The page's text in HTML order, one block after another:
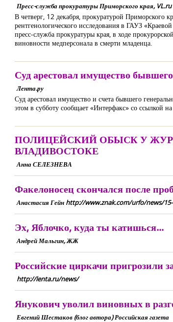
Пресс-служба прокуратуры Приморского края, VL.ru
В четверг, 12 декабря, прокуратурой Приморского
рентгенологического исследования в ГАУЗ
пресс-служба прокуратуры края, в ходе
виновности медперсонала в смерти младенца.
Суд арестовал имущество
Лента.ру
Суд арестовал имущество и счета бывшего
этом в субботу сообщает «Интерфакс» со ссылкой
ПОЛИЦЕЙСКИЙ ОБЫСК У
ВЛАДИВОСТОКЕ
Анна СЕЛЕЗНЕВА
Факелоносец скончался после
Анастасия Гейн http://www.znak.com/urfo/news/
Эх, Яблочко, куда ты катишься...
Андрей Мальгин, ЖЖ
Российские циркачи пригрозили
http://lenta.ru/news/
Янукович уволил виновных в
Евгений Шестаков (блог автора) Российская газета